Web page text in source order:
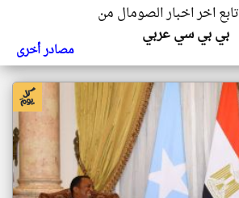
تابع اخر اخبار الصومال من
بي بي سي عربي
مصادر أخرى